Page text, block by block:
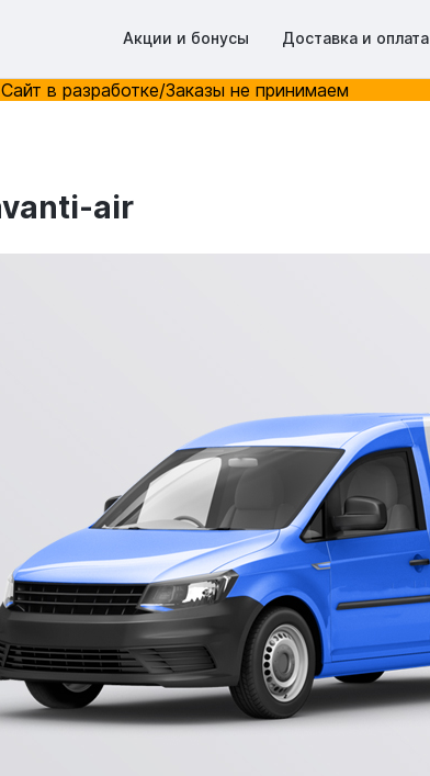
Акции и бонусы Доставка и оплата
Сайт в разработке/Заказы не принимаем
air